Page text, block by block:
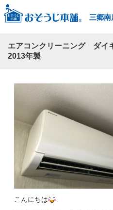
三郷南
エアコンクリーニング ダ
2013年製
こんにちは